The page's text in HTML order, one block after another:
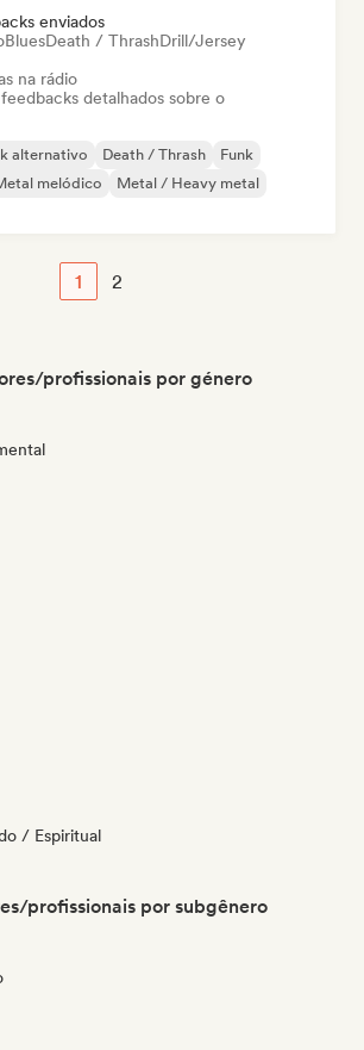
enviados
BluesDeath / ThrashDrill/Jersey
na rádio
detalhados sobre o
alternativo Death / Thrash
Funk
melódico
Metal / Heavy metal
1 2
profissionais por género
/ Espiritual
profissionais por subgênero